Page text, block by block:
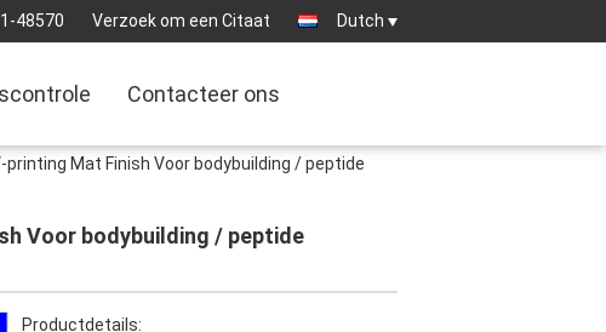
48570 Verzoek om een Citaat Dutch
Contacteer ons
Mat Finish Voor bodybuilding / peptide
Voor bodybuilding / peptide
Productdetails: